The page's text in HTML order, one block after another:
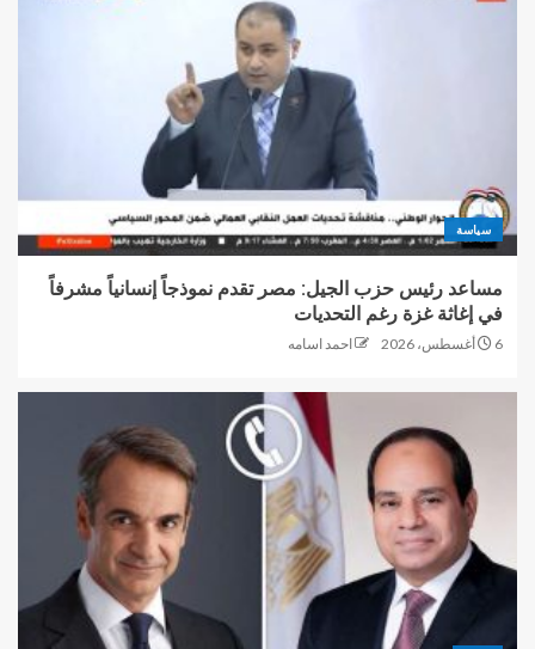
سياسة
مساعد رئيس حزب الجيل: مصر تقدم نموذجاً إنسانياً مشرفاً
في إغاثة غزة رغم التحديات
6 أغسطس، 2026 احمد اسامه